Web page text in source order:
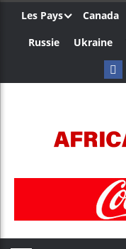
Les Pays Canada
Russie
Ukraine